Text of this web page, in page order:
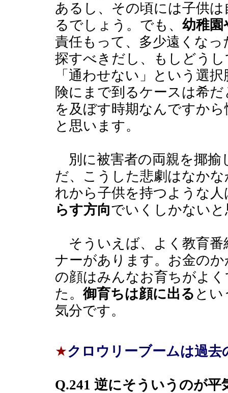
あるし、その頃には子供
るでしょう。でも、 幼稚園
責任もって、多少遠くな
探すべきだし、もしどう
「通わせない」という選
険にまで到るケースは希
を及ぼす時期なんですか
と思います。
別に被害者の両親を揶揄
だ、こうした悲劇はなか
れから子供を持つような人
らす方向でいくしかない
そういえば、よく教育番
ナーがあります。お金の
の顔はみんなお育ちがよ
た。 御育ちは顔に出る と
気分です。
★クロウリーブームは過
Q.241 逆にそういうのが平